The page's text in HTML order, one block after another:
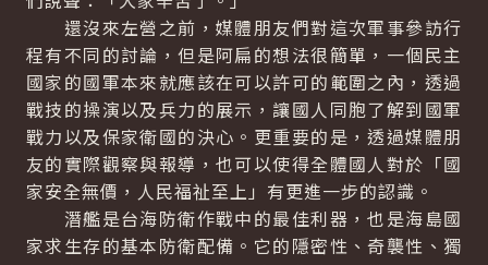
還沒來左營之前，媒體朋友們對這次軍事參訪行
程有不同的討論，但是阿扁的想法很簡單，一個民主
國家的國軍本來就應該在可以許可的範圍之內，透過
戰技的操演以及兵力的展示，讓國人同胞了解到國軍
戰力以及保家衛國的決心。更重要的是，透過媒體朋
友的實際觀察與報導，也可以使得全體國人對於「國
家安全無價，人民福祉至上」有更進一步的認識。
潛艦是台海防衛作戰中的最佳利器，也是海島國
家求生存的基本防衛配備。它的隱密性、奇襲性、獨